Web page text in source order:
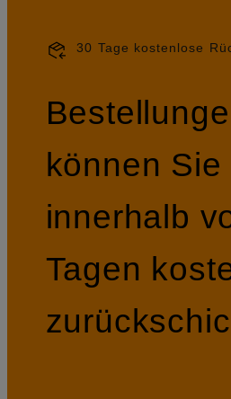
30 Tage kostenlose
können Sie
innerhalb
Tagen